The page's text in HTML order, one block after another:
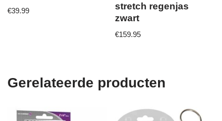
€39.99
stretch regenjas
zwart
€159.95
Gerelateerde producten